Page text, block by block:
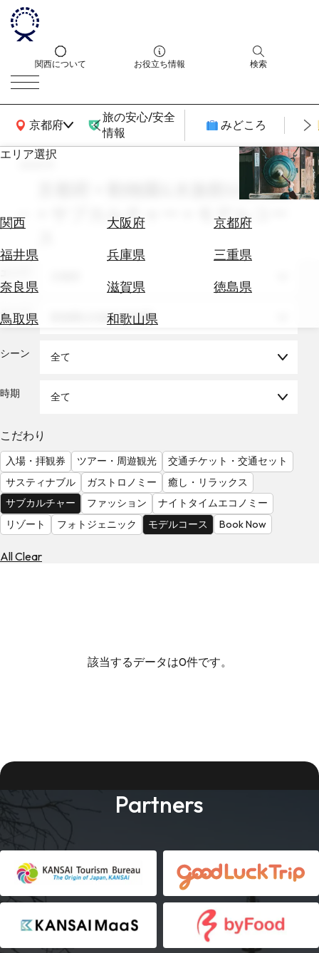
関西について お役立ち情報 検索
京都府
関西広域MAP
旅の安心/安全
情報
みどころ
エリア選択
関西 大阪府
京都府
福井県
兵庫県
三重県
奈良県
滋賀県
徳島県
鳥取県
和歌山県
エ
券
テ
を
を
見
る
search
京都府 × 動物園&水族館&植物園
× サブカルチャー × モデルコー
テーマ 動物園&水族館&植物園
シーン 全て
時期 全て
こだわり
入場・拝観券 ツアー・周遊観光
交通チケット・交通セット
サスティナブル
ガストロノミー
癒し・リラックス
サブカルチャー
ファッション
ナイトタイムエコノミー
リゾート
フォトジェニック モデルコース Book Now
All Clear
該当するデータは0件です。
Partners